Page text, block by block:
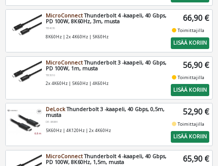
MicroConnectThunderbolt 4 -kaapeli, 40 Gbps,
PD 100W, 8K60Hz, 3m, musta
TB4030
8K60Hz | 2x 4K60Hz | 5K60Hz
66,90 €
fiber_manual_recordToimittajilla
LISÄÄ KORIIN
MicroConnectThunderbolt 3 -kaapeli, 40 Gbps,
PD 100W, 1m, musta
TB3010
2x 4K60Hz | 5K60Hz | 4K60Hz
56,90 €
fiber_manual_recordToimittajilla
LISÄÄ KORIIN
DeLockThunderbolt 3 -kaapeli, 40 Gbps, 0,5m,
musta
DE-84844
5K60Hz | 4K120Hz | 2x 4K60Hz
52,90 €
fiber_manual_recordToimittajilla
LISÄÄ KORIIN
MicroConnectThunderbolt 4 -kaapeli, 40 Gbps,
PD 100W, 8K60Hz, 1,5m, musta
65,90 €